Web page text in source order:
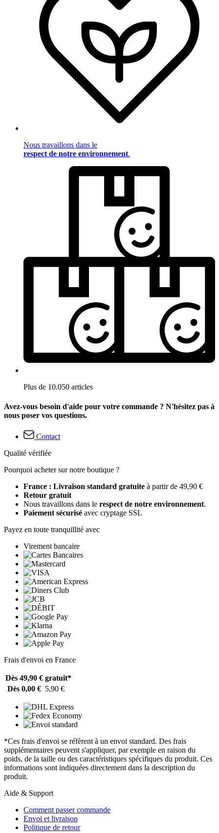
Nous travaillons dans le
respect de notre environnement.
Plus de 10.050 articles
Avez-vous besoin d'aide pour votre commande ? N'hésitez pas à
nous poser vos questions.
Contact
Qualité vérifiée
Pourquoi acheter sur notre boutique ?
France : Livraison standard gratuite à partir de 49,90 €
Retour gratuit
Nous travaillons dans le respect de notre environnement.
Paiement sécurisé avec cryptage SSL
Payez en toute tranquillité avec
Virement bancaire
Frais d'envoi en France
Dès 49,90 € gratuit*
Dès 0,00 € 5,90 €
*Ces frais d'envoi se réfèrent à un envoi standard. Des frais
supplémentaires peuvent s'appliquer, par exemple en raison du
poids, de la taille ou des caractéristiques spécifiques du produit. Ces
informations sont indiquées directement dans la description du
produit.
Aide & Support
Comment passer commande
Envoi et livraison
Politique de retour